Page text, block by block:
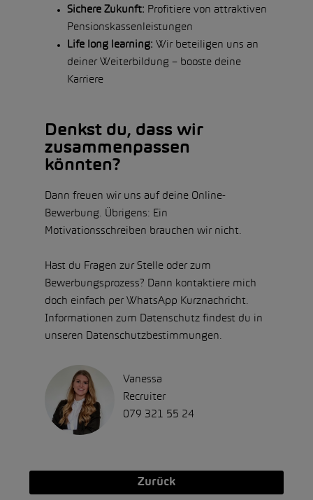
Sichere Zukunft: Profitiere von attraktiven
Pensionskassenleistungen
Life long learning: Wir beteiligen uns an
deiner Weiterbildung – booste deine
Karriere
Denkst du, dass wir
zusammenpassen
könnten?
Dann freuen wir uns auf deine Online-
Bewerbung. Übrigens: Ein
Motivationsschreiben brauchen wir nicht.
Hast du Fragen zur Stelle oder zum
Bewerbungsprozess? Dann kontaktiere mich
doch einfach per WhatsApp Kurznachricht.
Informationen zum Datenschutz findest du in
unseren Datenschutzbestimmungen.
Vanessa
Recruiter
079 321 55 24
Zurück